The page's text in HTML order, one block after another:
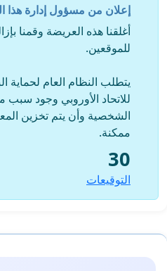
إعلان من مسؤول إدارة هذا
أغلقنا هذه العريضة وقمنا
للموقعين.
للاتحاد الأوروبي وجود
الشخصية وأن يتم تخزين
ممكنة.
30
التوقيعات